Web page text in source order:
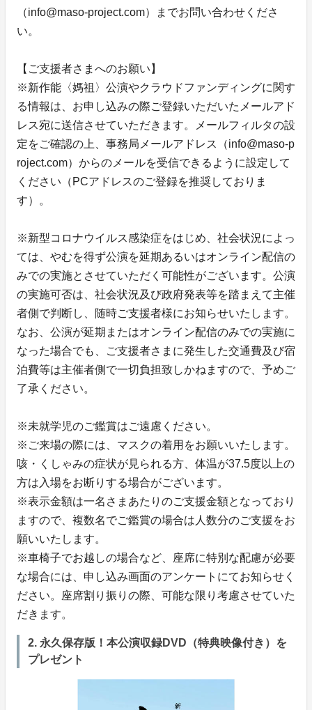
（info@maso-project.com）までお問い合わせくださ
い。
【ご支援者さまへのお願い】
※新作能〈媽祖〉公演やクラウドファンディングに関す
る情報は、お申し込みの際ご登録いただいたメールアド
レス宛に送信させていただきます。メールフィルタの設
定をご確認の上、事務局メールアドレス（info@maso-p
roject.com）からのメールを受信できるように設定して
ください（PCアドレスのご登録を推奨しておりま
す）。
※新型コロナウイルス感染症をはじめ、社会状況によっ
ては、やむを得ず公演を延期あるいはオンライン配信の
みでの実施とさせていただく可能性がございます。公演
の実施可否は、社会状況及び政府発表等を踏まえて主催
者側で判断し、随時ご支援者様にお知らせいたします。
なお、公演が延期またはオンライン配信のみでの実施に
なった場合でも、ご支援者さまに発生した交通費及び宿
泊費等は主催者側で一切負担致しかねますので、予めご
了承ください。
※未就学児のご鑑賞はご遠慮ください。
※ご来場の際には、マスクの着用をお願いいたします。
咳・くしゃみの症状が見られる方、体温が37.5度以上の
方は入場をお断りする場合がございます。
※表示金額は一名さまあたりのご支援金額となっており
ますので、複数名でご鑑賞の場合は人数分のご支援をお
願いいたします。
※車椅子でお越しの場合など、座席に特別な配慮が必要
な場合には、申し込み画面のアンケートにてお知らせく
ださい。座席割り振りの際、可能な限り考慮させていた
だきます。
2. 永久保存版！本公演収録DVD（特典映像付き）を
プレゼント